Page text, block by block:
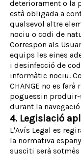
deteriorament o la
està obligada a
qualsevol altre
nociu o codi de
Correspon als
equips les eines
i desinfecció de
informàtic nociu.
CHANGE no es
poguessin
durant la
4. Legislació
L'Avís Legal es
la normativa
susciti serà